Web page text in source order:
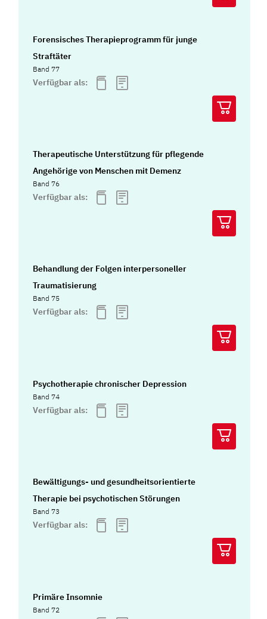
Forensisches Therapieprogramm für junge
Straftäter
Band 77
Verfügbar als:
Therapeutische Unterstützung für pflegende
Angehörige von Menschen mit Demenz
Band 76
Verfügbar als:
Behandlung der Folgen interpersoneller
Traumatisierung
Band 75
Verfügbar als:
Psychotherapie chronischer Depression
Band 74
Verfügbar als:
Bewältigungs- und gesundheitsorientierte
Therapie bei psychotischen Störungen
Band 73
Verfügbar als:
Primäre Insomnie
Band 72